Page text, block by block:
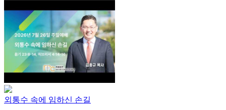
외통수 속에 임하신 손길